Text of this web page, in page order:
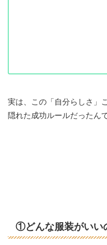
実は、この「自分らしさ」
隠れた成功ルールだったん
①どんな服装がいい